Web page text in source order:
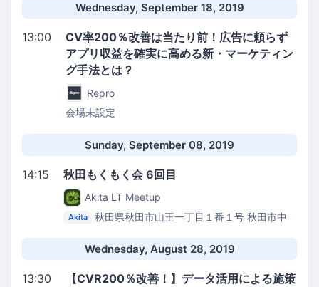
Wednesday, September 18, 2019
13:00
CV率200％改善は当たり前！広告に頼らず
アプリ収益を確実に高める新・マーケティン
グ手法とは？
Repro
会場未設定
Sunday, September 08, 2019
14:15 秋田もくもく会 6回目
Akita LT Meetup
Akita 秋田県秋田市山王一丁目１番１号 秋田市中
Wednesday, August 28, 2019
13:30
【CVR200％改善！】データ活用による施策